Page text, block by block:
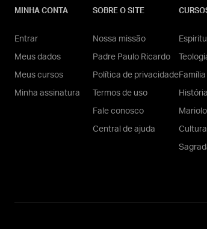
MINHA CONTA
Entrar
Meus dados
Meus cursos
Minha assinatura
SOBRE O SITE
Nossa missão
Padre Paulo Ricardo
Política de privacidade
Termos de uso
Fale conosco
Central de ajuda
Família
História